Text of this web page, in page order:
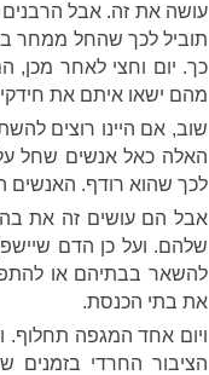
עושה את זה. אבל
תוביל לכך שהחל ממחר
כך. יום וחצי לאחר מכן,
מהם ישאו איתם את
שוב, אם היינו רוצים
האלה כאל אנשים שחל
לכך שהוא רודף. האנשים
אבל הם עושים זה את
שלהם. ועל כן הדם
להשאר בבתיהם או
את בתי הכנסת.
ויום אחד המגפה תחלוף.
הציבור החרדי בזמנים